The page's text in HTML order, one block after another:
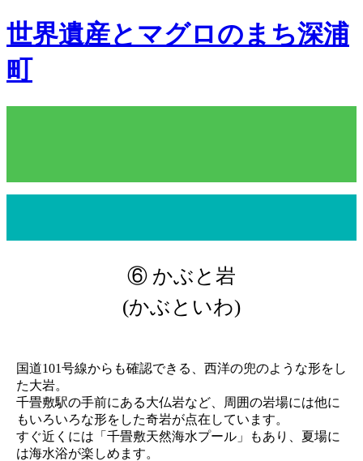
世界遺産とマグロのまち深浦
町
⑥ かぶと岩
(かぶといわ)
国道101号線からも確認できる、西洋の兜のような形をし
た大岩。
千畳敷駅の手前にある大仏岩など、周囲の岩場には他に
もいろいろな形をした奇岩が点在しています。
すぐ近くには「千畳敷天然海水プール」もあり、夏場に
は海水浴が楽しめます。